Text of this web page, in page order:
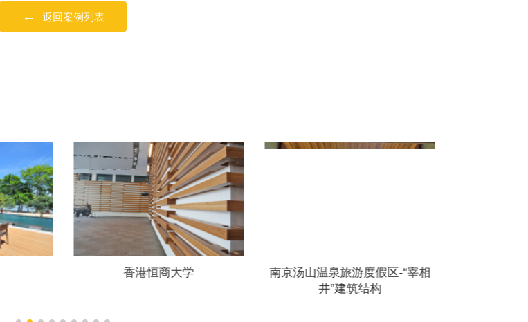
← 返回案例列表
南京汤山温泉旅游度假区-“宰相
南京草甸剧场伞结构